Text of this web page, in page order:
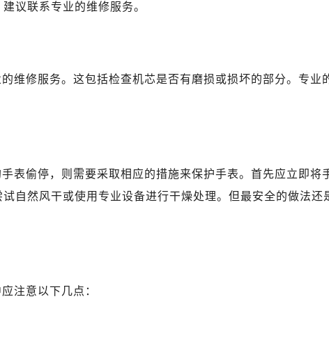
厦A座(旺进大厦)18层09室（需提前预约）
广场写字楼10层06室（需提前预约）
安国际中心E座6楼10室（需提前预约）
厦B座17层1707室（需提前预约）
心东1幢20楼2002室（需提前预约）
后服务中心（需提前预约）
后服务中心（需提前预约）
后服务中心（需提前预约）
琴售后服务中心（需提前预约）
琴售后服务中心（需提前预约）
议联系专业的维修服务。
维修服务。这包括检查机芯是否有磨损或损坏的部分。专业
表偷停，则需要采取相应的措施来保护手表。首先应立即将
自然风干或使用专业设备进行干燥处理。但最安全的做法还
注意以下几点：